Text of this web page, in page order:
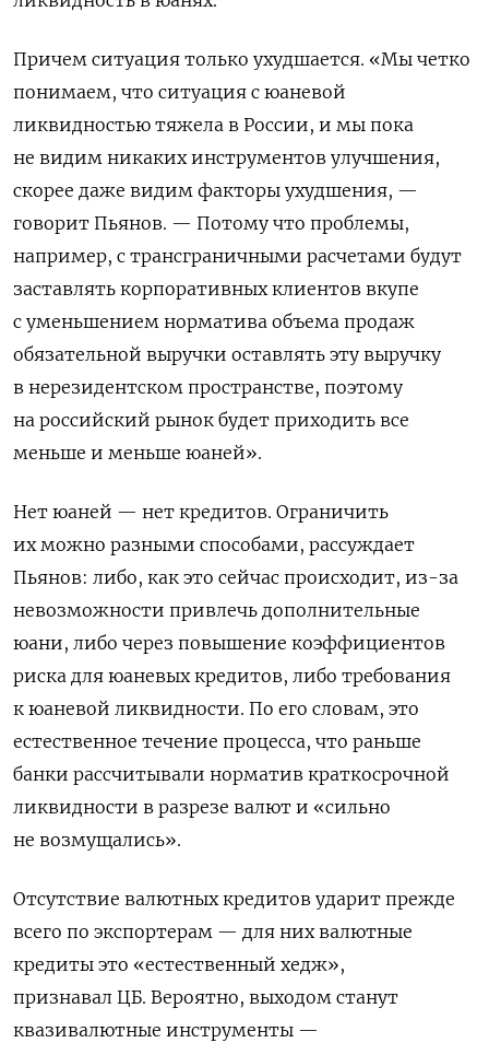
Причем ситуация только ухудшается. «Мы четко
понимаем, что ситуация с юаневой
ликвидностью тяжела в России, и мы пока
не видим никаких инструментов улучшения,
скорее даже видим факторы ухудшения, —
говорит Пьянов. — Потому что проблемы,
например, с трансграничными расчетами будут
заставлять корпоративных клиентов вкупе
с уменьшением норматива объема продаж
обязательной выручки оставлять эту выручку
в нерезидентском пространстве, поэтому
на российский рынок будет приходить все
меньше и меньше юаней».
Нет юаней — нет кредитов. Ограничить
их можно разными способами, рассуждает
Пьянов: либо, как это сейчас происходит, из-за
невозможности привлечь дополнительные
юани, либо через повышение коэффициентов
риска для юаневых кредитов, либо требования
к юаневой ликвидности. По его словам, это
естественное течение процесса, что раньше
банки рассчитывали норматив краткосрочной
ликвидности в разрезе валют и «сильно
не возмущались».
Отсутствие валютных кредитов ударит прежде
всего по экспортерам — для них валютные
кредиты это «естественный хедж»,
признавал ЦБ. Вероятно, выходом станут
квазивалютные инструменты —